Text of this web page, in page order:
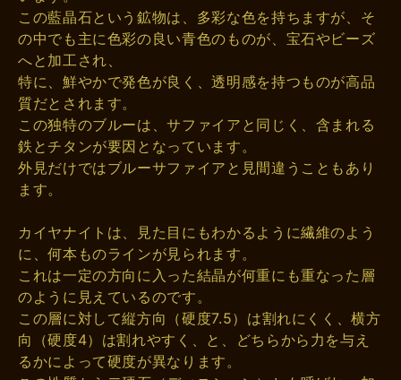
この藍晶石という鉱物は、多彩な色を持ちますが、そ
の中でも主に色彩の良い青色のものが、宝石やビーズ
へと加工され、
特に、鮮やかで発色が良く、透明感を持つものが高品
質だとされます。
この独特のブルーは、サファイアと同じく、含まれる
鉄とチタンが要因となっています。
外見だけではブルーサファイアと見間違うこともあり
ます。
カイヤナイトは、見た目にもわかるように繊維のよう
に、何本ものラインが見られます。
これは一定の方向に入った結晶が何重にも重なった層
のように見えているのです。
この層に対して縦方向（硬度7.5）は割れにくく、横方
向（硬度4）は割れやすく、と、どちらから力を与え
るかによって硬度が異なります。